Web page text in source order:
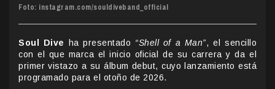
Foto: instagram.com/souldiveband_official
Soul Dive ha presentado “Shell of a Man”, el sencillo
con el que marca el inicio oficial de su carrera y da el
primer vistazo a su álbum debut, cuyo lanzamiento está
programado para el otoño de 2026.